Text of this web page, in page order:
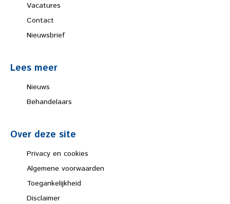
Vacatures
Contact
Nieuwsbrief
Lees meer
Nieuws
Behandelaars
Over deze site
Privacy en cookies
Algemene voorwaarden
Toegankelijkheid
Disclaimer